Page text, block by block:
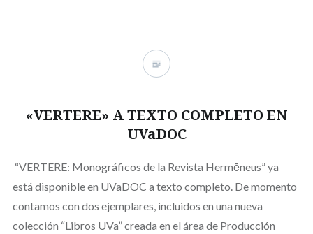
«VERTERE» A TEXTO COMPLETO EN
UVaDOC
“VERTERE: Monográficos de la Revista Hermēneus” ya
está disponible en UVaDOC a texto completo. De momento
contamos con dos ejemplares, incluidos en una nueva
colección “Libros UVa” creada en el área de Producción